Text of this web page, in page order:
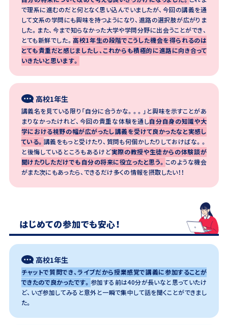
で理系に進むのだと何となく思い込んでいましたが、今回の講義を通
して文系の学問にも興味を持つようになり、進路の選択肢が広がりま
した。また、今まで知らなかった大学や学問分野に出会うことができ、
とても新鮮でした。高校1年生の段階でこうした機会を得られるのは
とても貴重だと感じましたし、これからも積極的に進路に向き合って
いきたいと思います。
高校1年生
講義名を見ている限り「自分に合うかな。。。」と興味を示すことがあ
まりなかったけれど、今回の貴重な体験を通し自分自身の知識や大
学における視野の幅が広がったし講義を受けて良かったなと実感し
ている。 講義をもっと受けたり、質問も何個かしたりしておけばな。。
と後悔しているところもあるけど実際の教授や生徒からの体験談が
聞けたりしただけでも自分の将来に役立ったと思う。 このような機会
がまた次にもあったら、できるだけ多くの情報を摂取したい！！
はじめての参加でも安心！
高校1年生
チャットで質問でき、ライブだから授業感覚で講義に参加することが
できたので良かったです。 参加する前は40分が長いなと思っていたけ
ど、いざ参加してみると意外と一瞬で集中して話を聞くことができまし
た。